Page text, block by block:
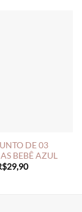
DE 03
BEBÊ AZUL
29,90